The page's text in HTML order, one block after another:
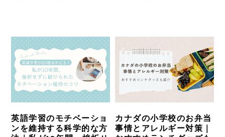
英語学習のモチベーショ
ンを維持する科学的な方
カナダの小学校のお弁当
事情とアレルギー対策｜